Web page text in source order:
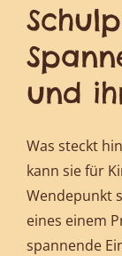
und
Was steckt
kann sie für
Wendepunkt
eines einem
spannende